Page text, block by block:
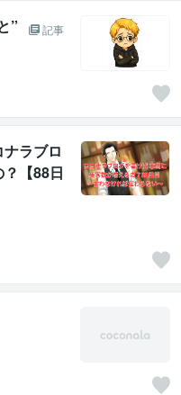
”
記事
ナラブロ
【88日